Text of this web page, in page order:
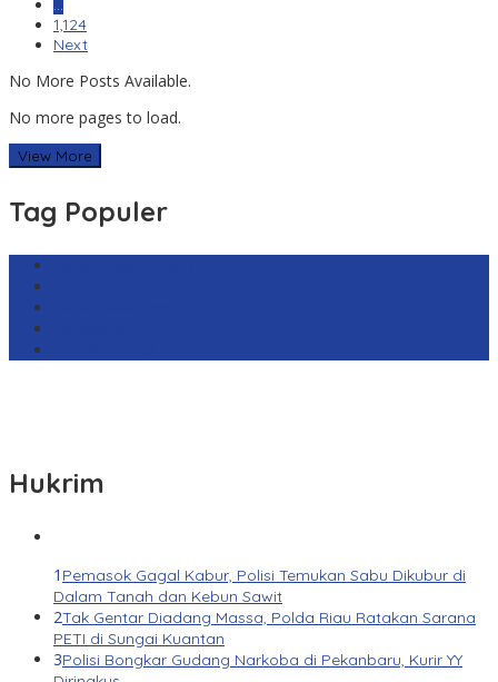
…
1,124
Next
No More Posts Available.
No more pages to load.
View More
Tag Populer
Hukrim
1 Pemasok Gagal Kabur, Polisi Temukan Sabu Dikubur di
Dalam Tanah dan Kebun Sawit
2Tak Gentar Diadang Massa, Polda Riau Ratakan Sarana
PETI di Sungai Kuantan
3Polisi Bongkar Gudang Narkoba di Pekanbaru, Kurir YY